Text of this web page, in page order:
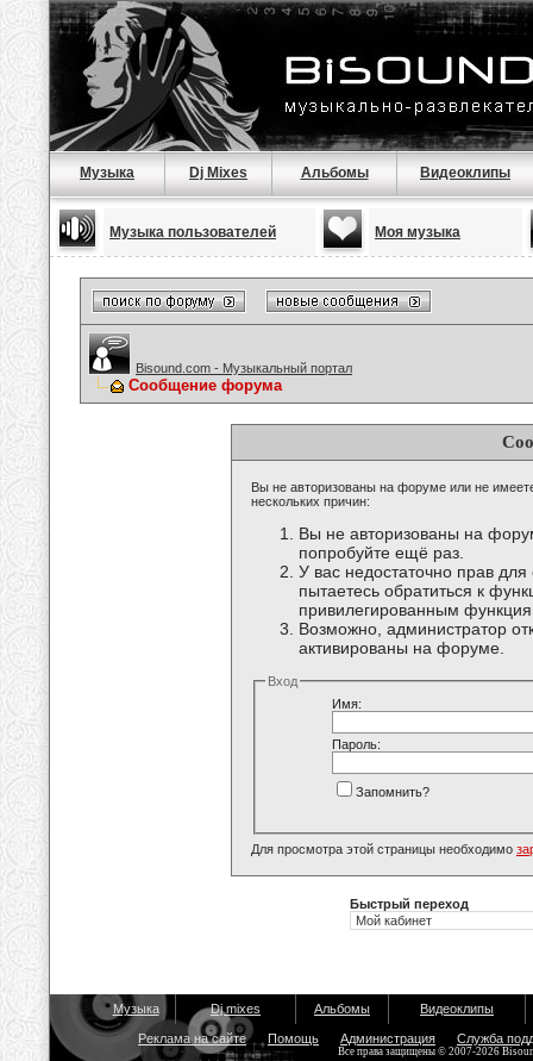
Музыка Dj Mixes Альбомы Видеоклипы
Музыка пользователей Моя музыка
Bisound.com - Музыкальный портал
Сообщение форума
Вы не авторизованы на форуме или не
нескольких причин:
Вы не авторизованы на
попробуйте ещё раз.
У вас недостаточно прав
пытаетесь обратиться к
привилегированным
Возможно, администратор
активированы на форуме.
Вход
Имя:
Пароль:
Запомнить?
Для просмотра этой страницы необходимо
Быстрый переход
Музыка Dj mixes Альбомы Видеоклипы
Реклама на сайте Помощь Администрация Служба
Все права защищены © 2007-2026